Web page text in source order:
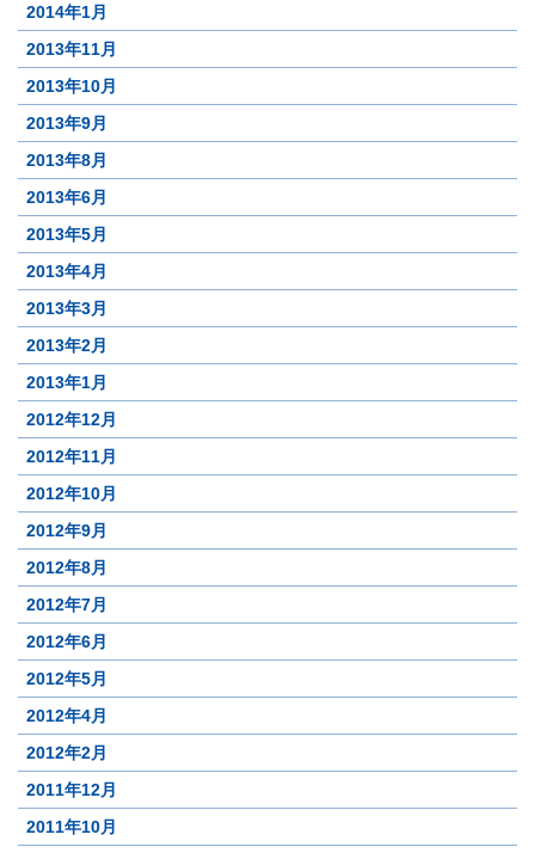
2014年1月
2013年11月
2013年10月
2013年9月
2013年8月
2013年6月
2013年5月
2013年4月
2013年3月
2013年2月
2013年1月
2012年12月
2012年11月
2012年10月
2012年9月
2012年8月
2012年7月
2012年6月
2012年5月
2012年4月
2012年2月
2011年12月
2011年10月